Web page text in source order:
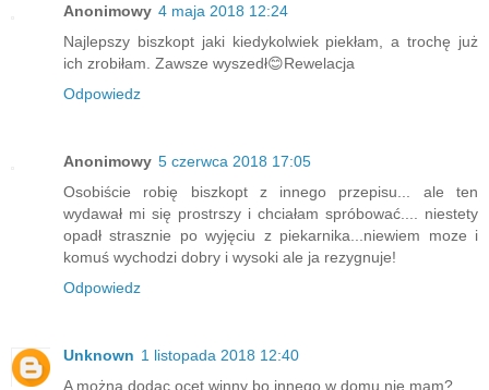
Anonimowy 4 maja 2018 12:24
Najlepszy biszkopt jaki kiedykolwiek piekłam, a trochę już
ich zrobiłam. Zawsze wyszedł😊Rewelacja
Odpowiedz
Anonimowy 5 czerwca 2018 17:05
Osobiście robię biszkopt z innego przepisu... ale ten
wydawał mi się prostrszy i chciałam spróbować.... niestety
opadł strasznie po wyjęciu z piekarnika...niewiem moze i
komuś wychodzi dobry i wysoki ale ja rezygnuje!
Odpowiedz
Unknown 1 listopada 2018 12:40
A można dodac ocet winny bo innego w domu nie mam?